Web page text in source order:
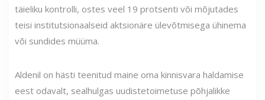
täieliku kontrolli, ostes veel 19 protsenti või mõjutades
teisi institutsionaalseid aktsionäre ülevõtmisega ühinema
või sundides müüma.
Aldenil on hästi teenitud maine oma kinnisvara haldamise
eest odavalt, sealhulgas uudistetoimetuse põhjalikke